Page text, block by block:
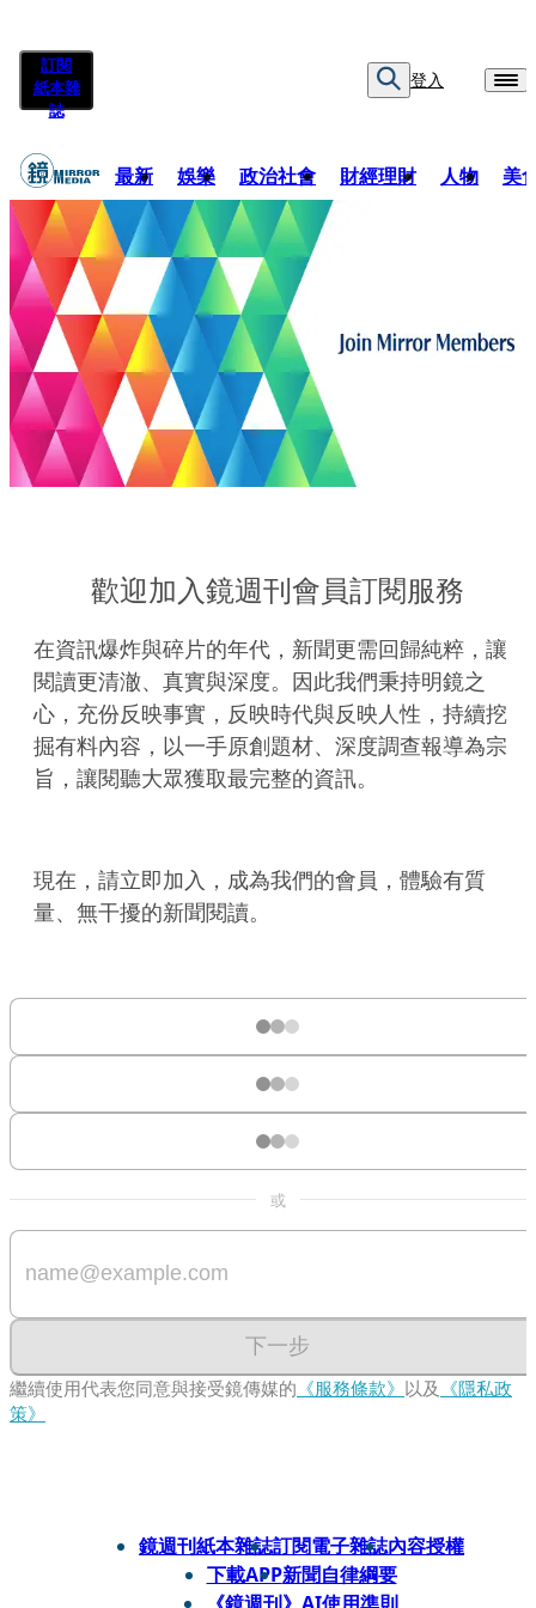
訂閱
紙本雜
誌
登入
最新 娛樂 政治社會 財經理財 人物 美
歡迎加入鏡週刊會員訂閱服務
在資訊爆炸與碎片的年代，新聞更需回歸純粹，讓
閱讀更清澈、真實與深度。因此我們秉持明鏡之
心，充份反映事實，反映時代與反映人性，持續挖
掘有料內容，以一手原創題材、深度調查報導為宗
旨，讓閱聽大眾獲取最完整的資訊。
現在，請立即加入，成為我們的會員，體驗有質
量、無干擾的新聞閱讀。
或
下一步
繼續使用代表您同意與接受鏡傳媒的 《服務條款》 以及 《隱私政
策》
鏡週刊紙本雜誌訂閱電子雜誌內容授權
下載APP新聞自律綱要